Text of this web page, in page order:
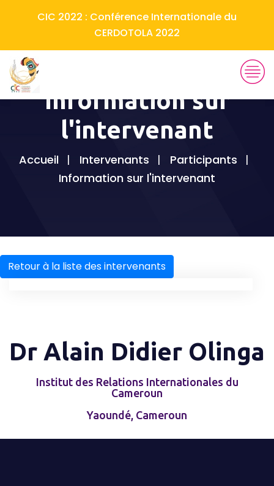
CIC 2022 : Conférence Internationale du
CERDOTOLA 2022
Information sur
l'intervenant
Accueil Intervenants
Participants
Information sur l'intervenant
Retour à la liste des intervenants
Dr Alain Didier Olinga
Institut des Relations Internationales du
Cameroun
Yaoundé, Cameroun